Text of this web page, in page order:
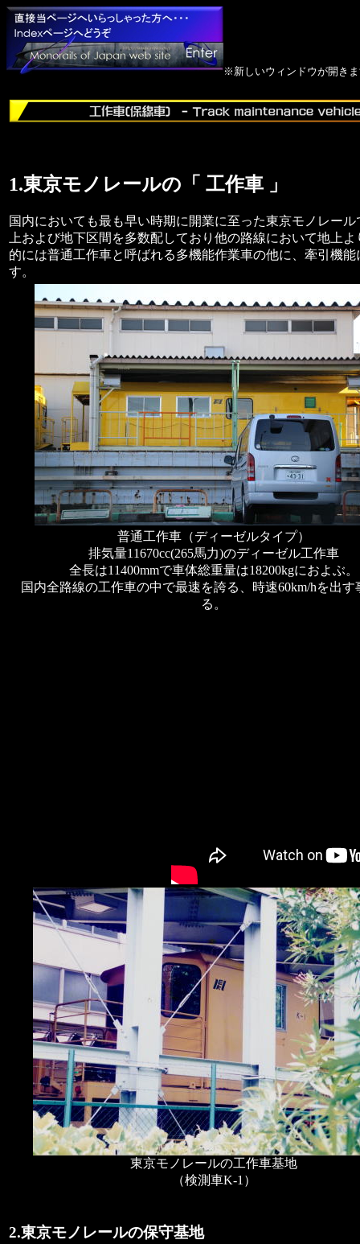
※新しいウィンドウが開き
1.東京モノレールの「 工作車 」
国内においても最も早い時期に開業に至った東京モノレー
上および地下区間を多数配しており他の路線において地上
的には普通工作車と呼ばれる多機能作業車の他に、牽引機
す。
普通工作車（ディーゼルタイプ）
排気量11670cc(265馬力)のディーゼル工作車
全長は11400mmで車体総重量は18200kgにおよぶ。
国内全路線の工作車の中で最速を誇る、時速60km/hを出す
る。
東京モノレールの工作車基地
（検測車K-1）
2.東京モノレールの保守基地